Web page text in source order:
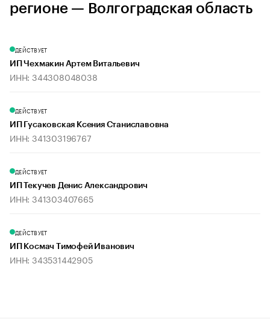
регионе — Волгоградская область
ДЕЙСТВУЕТ
ИП Чехмакин Артем Витальевич
ИНН: 344308048038
ДЕЙСТВУЕТ
ИП Гусаковская Ксения Станиславовна
ИНН: 341303196767
ДЕЙСТВУЕТ
ИП Текучев Денис Александрович
ИНН: 341303407665
ДЕЙСТВУЕТ
ИП Космач Тимофей Иванович
ИНН: 343531442905